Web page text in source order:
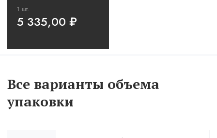
1 шт.
5 335,00 ₽
Все варианты объема
упаковки